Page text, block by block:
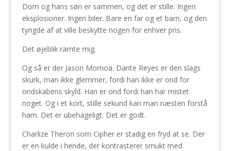
Dom og hans søn er sammen, og det er stille. Ingen
eksplosioner. Ingen biler. Bare en far og et barn, og den
tyngde af at ville beskytte nogen for enhver pris.
Det øjeblik ramte mig.
Og så er der Jason Momoa. Dante Reyes er den slags
skurk, man ikke glemmer, fordi han ikke er ond for
ondskabens skyld. Han er ond fordi han har mistet
noget. Og i et kort, stille sekund kan man næsten forstå
ham. Det er ubehageligt. Det er godt.
Charlize Theron som Cipher er stadig en fryd at se. Der
er en kulde i hende, der kontrasterer smukt med